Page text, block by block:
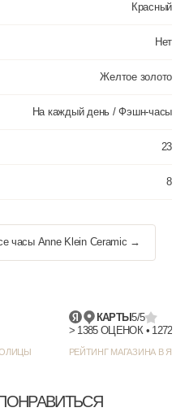
Красный
Нет
Желтое золото
На каждый день / Фэшн-часы
23
8
часы Anne Klein Ceramic →
КАРТЫ5/5
РЕЙТИНГ МАГАЗИНА В